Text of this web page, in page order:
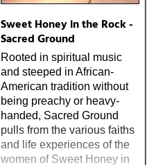
Sweet Honey in the Rock -
Sacred Ground
Rooted in spiritual music
and steeped in African-
American tradition without
being preachy or heavy-
handed, Sacred Ground
pulls from the various faiths
and life experiences of the
women of Sweet Honey in